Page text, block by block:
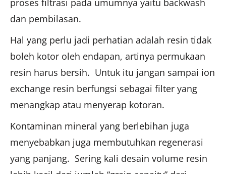
proses filtrasi pada umumnya yaitu backwash
dan pembilasan.
Hal yang perlu jadi perhatian adalah resin tidak
boleh kotor oleh endapan, artinya permukaan
resin harus bersih. Untuk itu jangan sampai ion
exchange resin berfungsi sebagai filter yang
menangkap atau menyerap kotoran.
Kontaminan mineral yang berlebihan juga
menyebabkan juga membutuhkan regenerasi
yang panjang. Sering kali desain volume resin